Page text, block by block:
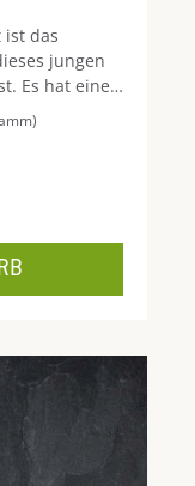
ist das
jungen
Es hat eine
und